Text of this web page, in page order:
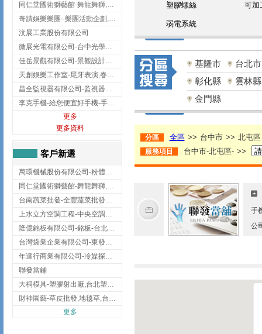
同仁堂國術獅藝館-舞龍舞獅,台中舞龍舞獅
奇蹟娛樂樂團–樂團活動企劃,台中樂團表演,台中婚禮樂團
汶展工業股份有限公司
微展光電有限公司-台中光學鍍膜,optical filter taiwan,台灣光學鍍膜
佳岳景觀有限公司-景觀設計公司,台北景觀設計,台北景觀工程,中山區景觀設計
天創娛樂工作室-尾牙表演,春酒表演,板橋尾牙表演
昌全監視器有限公司-監視器安裝,高雄監視器安裝,鳳山區監視器安裝
李克手機-給您便宜好手機-手機收購,屏東手機收購
更多
更多資料
客戶新選
萬環機械股份有限公司-粉體塗裝設備,輸送機,輸送機設備,台南輸送機
同仁堂國術獅藝館-舞龍舞獅,台中舞龍舞獅
台南蔬菜批發-全豐蔬菜批發專送/台南蔬菜箱宅配到府
上水立方空調工程-中央空調規劃,台北中央空調規劃
隆億銘板有限公司-銘板-台北銘板-板橋銘板
台灣袋業企業有限公司-東發企業社/台中太空袋/太空包
年達行商業有限公司-冷媒探漏儀,壓力錶組,真空泵浦,台北冷凍空調材料
聯發當鋪
大桐模具-塑膠射出廠,台北塑膠射出廠
財神園藝-草皮批發,地毯草,台北草,彰化地毯草,彰化台北草
更多
塑膠螺絲 可加
弱電系統
基隆市
台北市
彰化縣
雲林縣
金門縣
分區 全區 >> 台中市 >> 北屯區
服務項目 台中市-北屯區- >>
手
公